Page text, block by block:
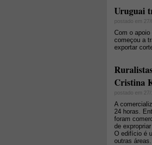
Uruguai
postado em 27/
Com o
começou a
exportar
Cristina
postado em 27/
A
24 horas.
foram
de
O edifício é
outras áreas.